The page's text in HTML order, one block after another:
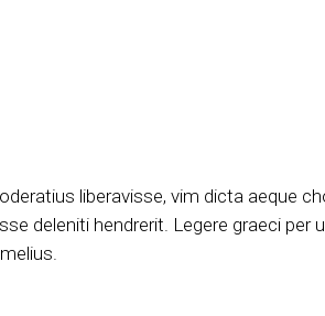
liberavisse, vim dicta aeque
deleniti hendrerit. Legere graeci per